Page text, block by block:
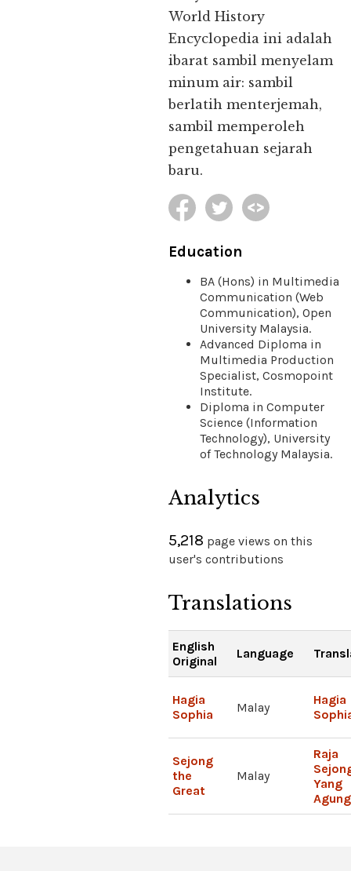
World History
Encyclopedia ini adalah
ibarat sambil menyelam
minum air: sambil
berlatih menterjemah,
sambil memperoleh
pengetahuan sejarah
baru.
Education
BA (Hons) in Multimedia
Communication (Web
Communication), Open
University Malaysia.
Advanced Diploma in
Multimedia Production
Specialist, Cosmopoint
Institute.
Diploma in Computer
Science (Information
Technology), University
of Technology Malaysia.
Analytics
5,218 page views on this
user's contributions
Translations
English
Original
Language
Hagia
Sophia
Malay
Hagia
Sejong
the
Great
Malay
Raja
Yang
Agung